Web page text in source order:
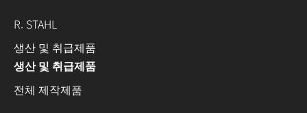
R. STAHL
생산 및 취급제품
생산 및 취급제품
전체 제작제품